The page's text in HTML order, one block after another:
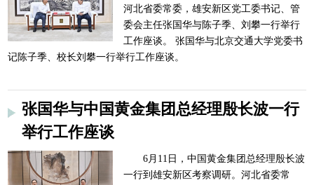
河北省委常委，雄安新区党工委书记、管
委会主任张国华与陈子季、刘攀一行举行
工作座谈。 张国华与北京交通大学党委书
记陈子季、校长刘攀一行举行工作座谈。
张国华与中国黄金集团总经理殷长波一行
举行工作座谈
6月11日，中国黄金集团总经理殷长波
一行到雄安新区考察调研。河北省委常